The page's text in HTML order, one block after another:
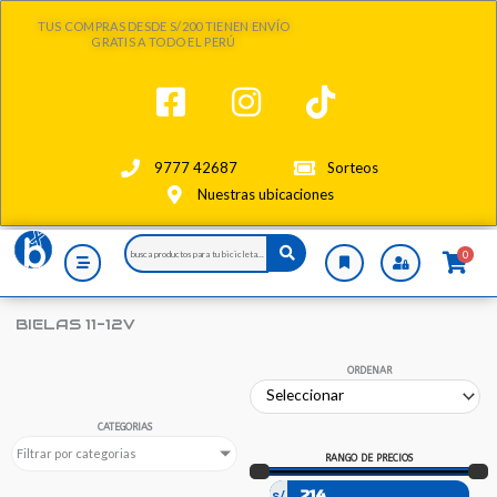
TUS COMPRAS DESDE S/200 TIENEN ENVÍO
GRATIS A TODO EL PERÚ
9777 42687
Sorteos
Nuestras ubicaciones
Search
...
0
BIELAS 11-12V
CATEGORIAS
Filtrar por categorias
ORDENAR
RANGO DE PRECIOS